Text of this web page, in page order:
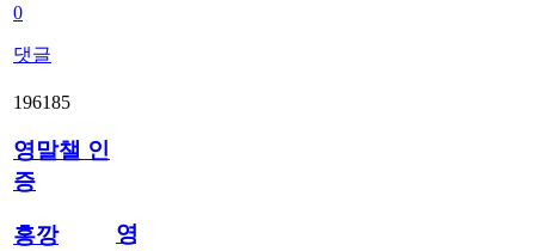
0
댓글
196185
영말챌 인
증
홍깡
영